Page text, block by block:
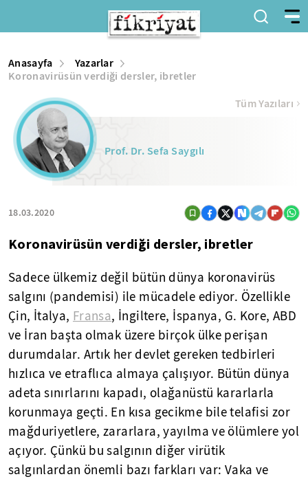
Anasayfa
Yazarlar
Koronavirüsün verdiği dersler, ibretler
Prof. Dr. Sefa Saygılı
18.03.2020
Tüm Yazıları
Koronavirüsün verdiği dersler, ibretler
Sadece ülkemiz değil bütün dünya koronavirüs
salgını (pandemisi) ile mücadele ediyor. Özellikle
Çin, İtalya, Fransa, İngiltere, İspanya, G. Kore, ABD
ve İran başta olmak üzere birçok ülke perişan
durumdalar. Artık her devlet gereken tedbirleri
hızlıca ve etraflıca almaya çalışıyor. Bütün dünya
adeta sınırlarını kapadı, olağanüstü kararlarla
korunmaya geçti. En kısa gecikme bile telafisi zor
mağduriyetlere, zararlara, yayılma ve ölümlere yol
açıyor. Çünkü bu salgının diğer virütik
salgınlardan önemli bazı farkları var: Vaka ve